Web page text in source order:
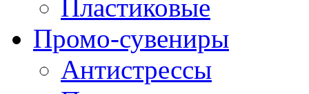
Пластиковые
Промо-сувениры
Антистрессы